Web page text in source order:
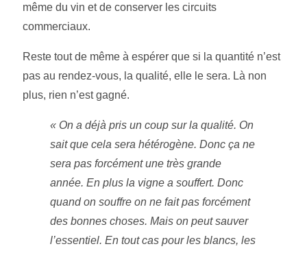
même du vin et de conserver les circuits
commerciaux.
Reste tout de même à espérer que si la quantité n’est
pas au rendez-vous, la qualité, elle le sera. Là non
plus, rien n’est gagné.
« On a déjà pris un coup sur la qualité. On
sait que cela sera hétérogène. Donc ça ne
sera pas forcément une très grande
année. En plus la vigne a souffert. Donc
quand on souffre on ne fait pas forcément
des bonnes choses. Mais on peut sauver
l’essentiel. En tout cas pour les blancs, les